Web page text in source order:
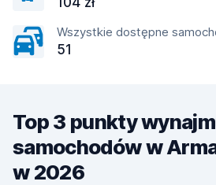
Wszystkie dostępne
51
Top 3 punkty
samochodów w
w 2026